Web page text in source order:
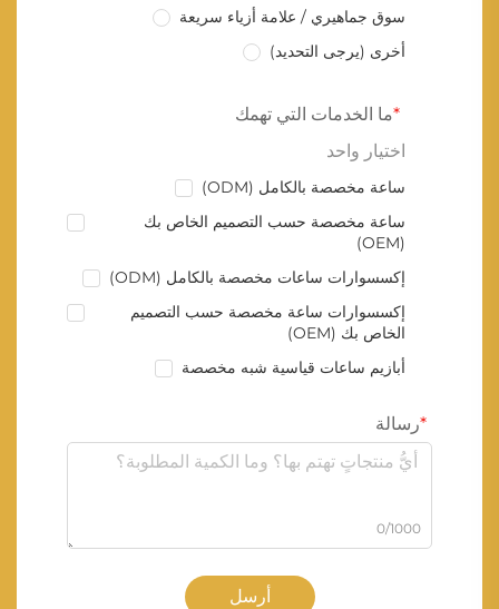
سوق جماهيري / علامة أزياء سريعة
أخرى (يرجى التحديد)
ما الخدمات التي تهمك
اختيار واحد
ساعة مخصصة بالكامل (ODM)
ساعة مخصصة حسب التصميم الخاص بك
(OEM)
إكسسوارات ساعات مخصصة بالكامل (ODM)
إكسسوارات ساعة مخصصة حسب التصميم
الخاص بك (OEM)
أبازيم ساعات قياسية شبه مخصصة
رسالة
0/1000
أرسل